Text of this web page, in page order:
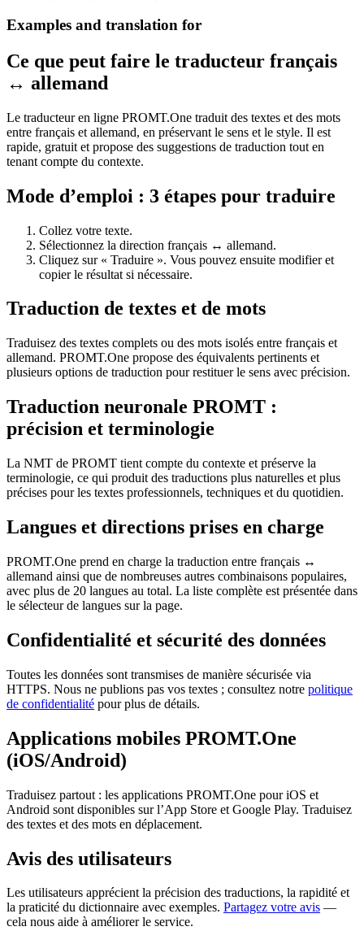
Examples and translation for
Ce que peut faire le traducteur français
↔ allemand
Le traducteur en ligne PROMT.One traduit des textes et des mots
entre français et allemand, en préservant le sens et le style. Il est
rapide, gratuit et propose des suggestions de traduction tout en
tenant compte du contexte.
Mode d’emploi : 3 étapes pour traduire
Collez votre texte.
Sélectionnez la direction français ↔ allemand.
Cliquez sur « Traduire ». Vous pouvez ensuite modifier et
copier le résultat si nécessaire.
Traduction de textes et de mots
Traduisez des textes complets ou des mots isolés entre français et
allemand. PROMT.One propose des équivalents pertinents et
plusieurs options de traduction pour restituer le sens avec précision.
Traduction neuronale PROMT :
précision et terminologie
La NMT de PROMT tient compte du contexte et préserve la
terminologie, ce qui produit des traductions plus naturelles et plus
précises pour les textes professionnels, techniques et du quotidien.
Langues et directions prises en charge
PROMT.One prend en charge la traduction entre français ↔
allemand ainsi que de nombreuses autres combinaisons populaires,
avec plus de 20 langues au total. La liste complète est présentée dans
le sélecteur de langues sur la page.
Confidentialité et sécurité des données
Toutes les données sont transmises de manière sécurisée via
HTTPS. Nous ne publions pas vos textes ; consultez notre politique
de confidentialité pour plus de détails.
Applications mobiles PROMT.One
(iOS/Android)
Traduisez partout : les applications PROMT.One pour iOS et
Android sont disponibles sur l’App Store et Google Play. Traduisez
des textes et des mots en déplacement.
Avis des utilisateurs
Les utilisateurs apprécient la précision des traductions, la rapidité et
la praticité du dictionnaire avec exemples. Partagez votre avis —
cela nous aide à améliorer le service.